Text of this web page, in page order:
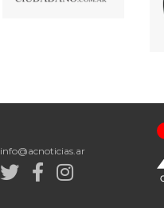
info@acnoticias.ar